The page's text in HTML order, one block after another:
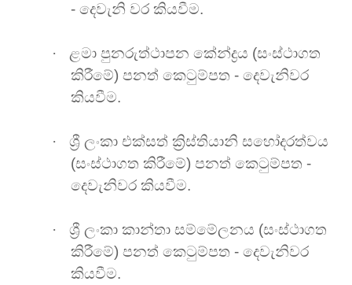
- දෙවැනි වර කියවීම.
·
ළමා පුනරුත්ථාපන කේන්ද්‍රය (සංස්ථාගත
කිරීමේ) පනත් කෙටුම්පත - දෙවැනිවර
කියවීම.
·
ශ්‍රී ලංකා එක්සත් ක්‍රිස්තියානි සහෝදරත්වය
(සංස්ථාගත කිරීමේ) පනත් කෙටුම්පත -
දෙවැනිවර කියවීම.
·
ශ්‍රී ලංකා කාන්තා සම්මේලනය (සංස්ථාගත
කිරීමේ) පනත් කෙටුම්පත - දෙවැනිවර
කියවීම.